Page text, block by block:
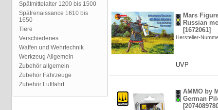
Spätmittelalter 1200 bis 1500
Spätrenaissance 1610 bis
1650
Tiere
Verschiedenes
Waffen und Wehrtechnik
Werkzeug Allgemein
Zubehör allgemein
Zubehör Fahrzeuge
Zubehör Luftfahrt
Mars
Russian
[1672061]
Hersteller-
UVP
AMMO by
German